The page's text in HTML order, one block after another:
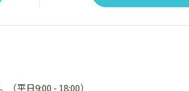
（平日9:00 - 18:00）